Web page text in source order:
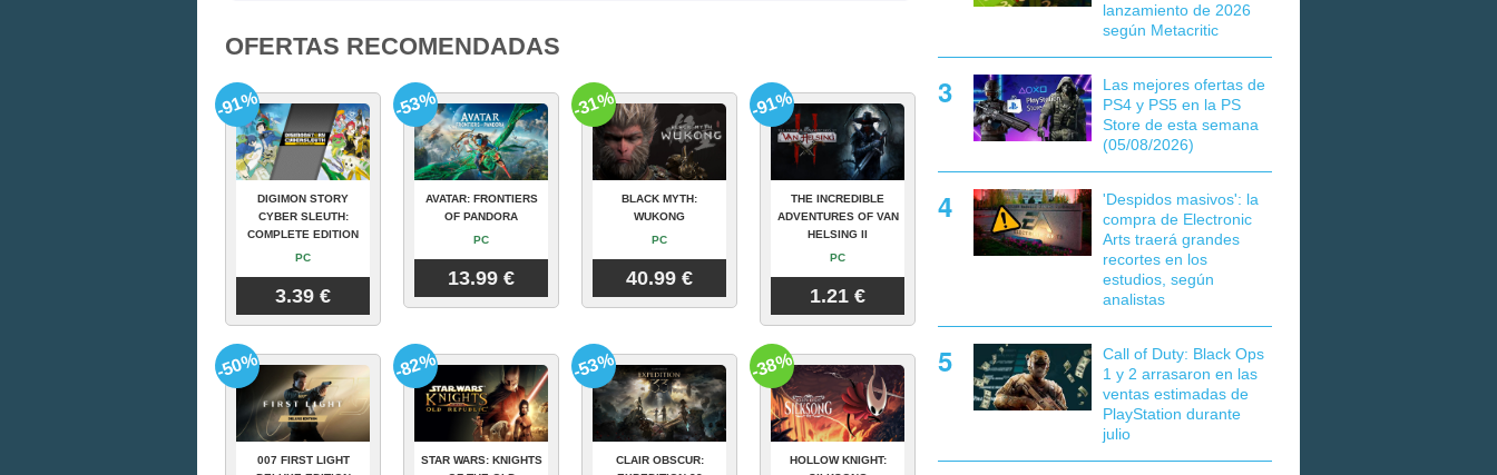
OFERTAS RECOMENDADAS
DIGIMON STORY
CYBER SLEUTH:
COMPLETE EDITION
PC
3.39 €
-91%
AVATAR: FRONTIERS
OF PANDORA
PC
13.99 €
-53%
BLACK MYTH:
WUKONG
PC
40.99 €
-31%
THE INCREDIBLE
ADVENTURES OF VAN
HELSING II
PC
1.21 €
-91%
007 FIRST LIGHT
-50%
STAR WARS: KNIGHTS
-82%
CLAIR OBSCUR:
-53%
HOLLOW KNIGHT:
-38%
lanzamiento de 2026
según Metacritic
Las mejores ofertas de
PS4 y PS5 en la PS
Store de esta semana
(05/08/2026)
'Despidos masivos': la
compra de Electronic
Arts traerá grandes
recortes en los
estudios, según
analistas
Call of Duty: Black Ops
1 y 2 arrasaron en las
ventas estimadas de
PlayStation durante
julio